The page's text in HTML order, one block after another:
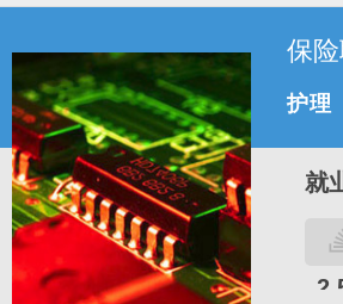
保
护理
就